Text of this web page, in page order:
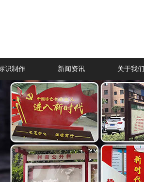
识制作 新闻资讯 关于我们